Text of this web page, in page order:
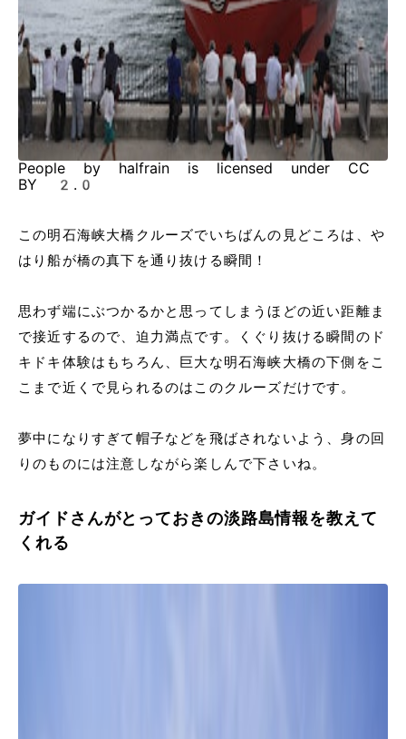
People by halfrain is licensed under CC
BY 2.0
この明石海峡大橋クルーズでいちばんの見どころは、や
はり船が橋の真下を通り抜ける瞬間！
思わず端にぶつかるかと思ってしまうほどの近い距離ま
で接近するので、迫力満点です。くぐり抜ける瞬間のド
キドキ体験はもちろん、巨大な明石海峡大橋の下側をこ
こまで近くで見られるのはこのクルーズだけです。
夢中になりすぎて帽子などを飛ばされないよう、身の回
りのものには注意しながら楽しんで下さいね。
ガイドさんがとっておきの淡路島情報を教えて
くれる